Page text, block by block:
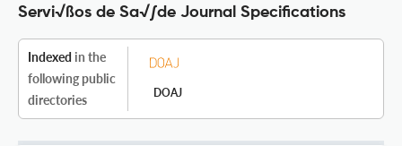
Servi√ßos de Sa√∫de Journal Specifications
Indexed in the
following public
directories
DOAJ